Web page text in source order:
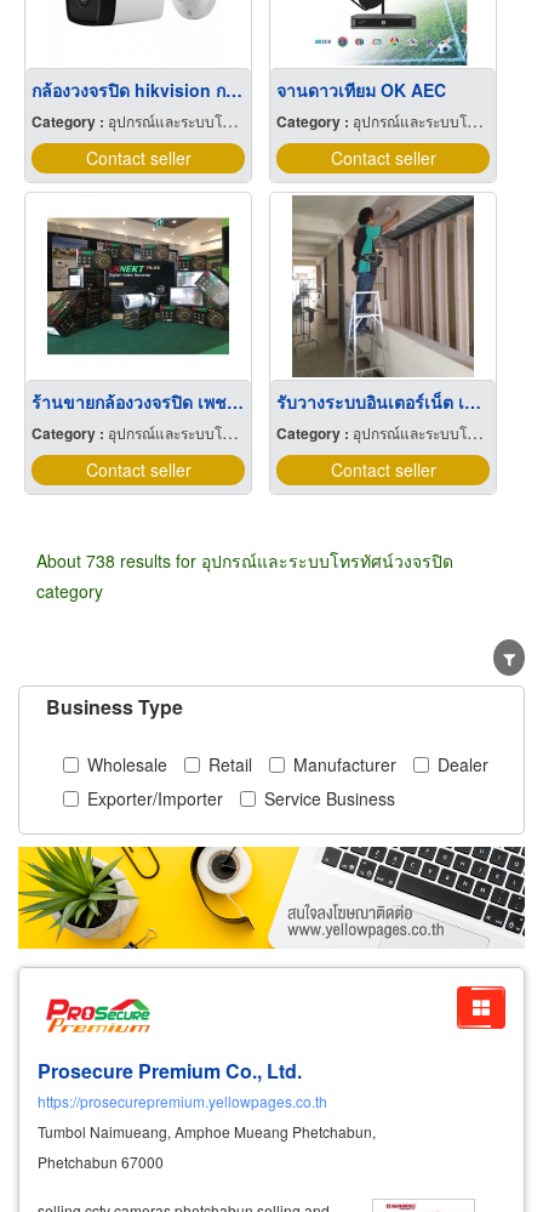
กล้องวงจรปิด hikvision กาญจนบุรี
Category : อุปกรณ์และระบบโทรทัศน์วงจรปิด
Contact seller
จานดาวเทียม OK AEC
Category : อุปกรณ์และระบบโทรทัศน์วงจรปิด
Contact seller
ร้านขายกล้องวงจรปิด เพชรบูรณ์
Category : อุปกรณ์และระบบโทรทัศน์วงจรปิด
Contact seller
รับวางระบบอินเตอร์เน็ต เพชรบูรณ์
Category : อุปกรณ์และระบบโทรทัศน์วงจรปิด
Contact seller
About 738 results for อุปกรณ์และระบบโทรทัศน์วงจรปิด
category
Business Type
Wholesale Retail Manufacturer
Dealer
Exporter/Importer
Service Business
Prosecure Premium Co., Ltd.
https://prosecurepremium.yellowpages.co.th
Tumbol Naimueang, Amphoe Mueang Phetchabun,
Phetchabun 67000